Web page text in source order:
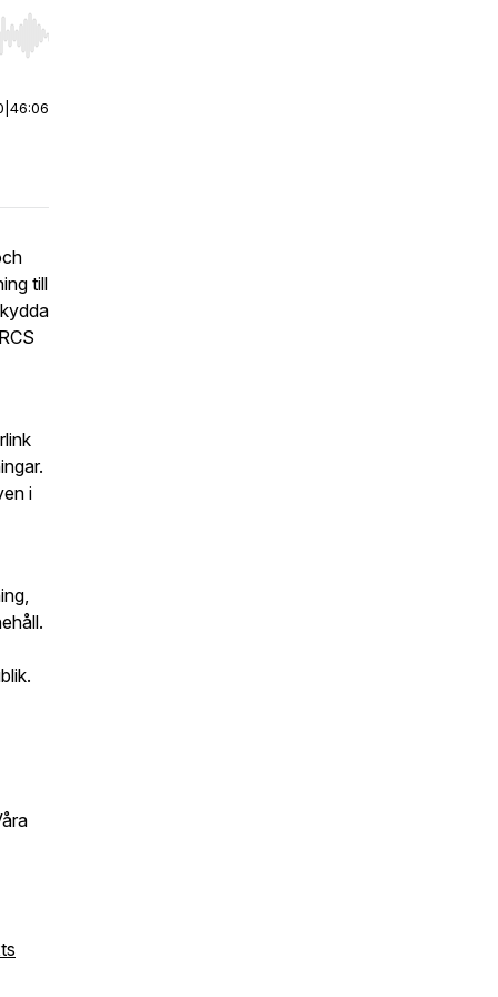
Hold shift to jump forward or backward.
46:06
till
i